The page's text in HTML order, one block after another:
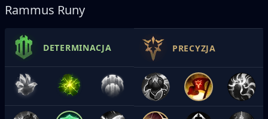
Rammus Runy
DETERMINACJA PRECYZJA